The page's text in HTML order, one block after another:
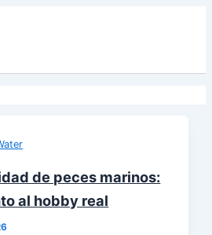
de peces marinos:
al hobby real